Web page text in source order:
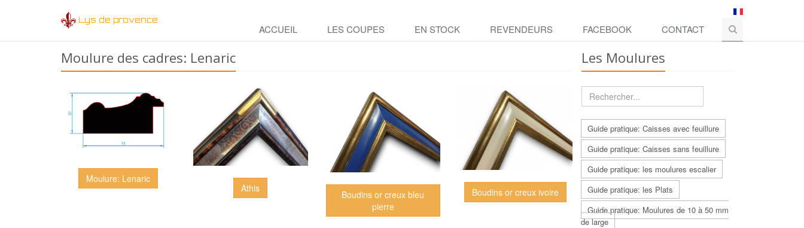
Lys de provence
ACCUEIL LES COUPES EN STOCK REVENDEURS FACEBOOK CONTACT
Moulure des cadres: Lenaric
Moulure: Lenaric
Athis
Boudins or creux bleu
pierre
Boudins or creux ivoire
Les Moulures
Guide pratique: Caisses avec feuillure
Guide pratique: Caisses sans feuillure
Guide pratique: les moulures escalier
Guide pratique: les Plats
Guide pratique: Moulures de 10 à 50 mm
de large